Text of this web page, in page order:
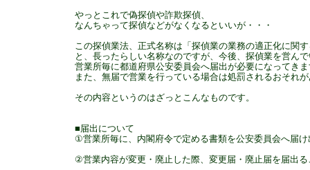
やっとこれで偽探偵や詐欺探偵、
なんちゃって探偵などがなくなるといいが・・・
この探偵業法、正式名称は「探偵業の業務の適正化に関
と、長ったらしい名称なのですが、今後、探偵業を営ん
営業所毎に都道府県公安委員会へ届出が必要になってき
また、無届で営業を行っている場合は処罰されるおそれ
その内容というのはざっとこんなものです。
■届出について
①営業所毎に、内閣府令で定める書類を公安委員会へ届け
②営業内容が変更・廃止した際、変更届・廃止届を届出る